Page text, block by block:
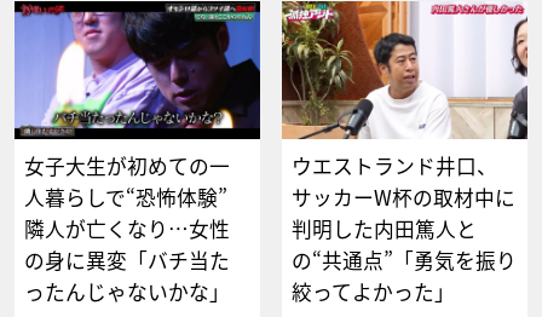
女子大生が初めての一
人暮らしで“恐怖体験”
隣人が亡くなり…女性
の身に異変「バチ当た
ったんじゃないかな」
ウエストランド井口、
サッカーW杯の取材中に
判明した内田篤人と
の“共通点”「勇気を振り
絞ってよかった」